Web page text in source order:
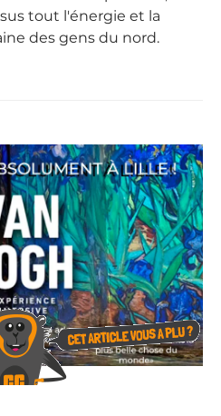
tout l'énergie et la
des gens du nord.